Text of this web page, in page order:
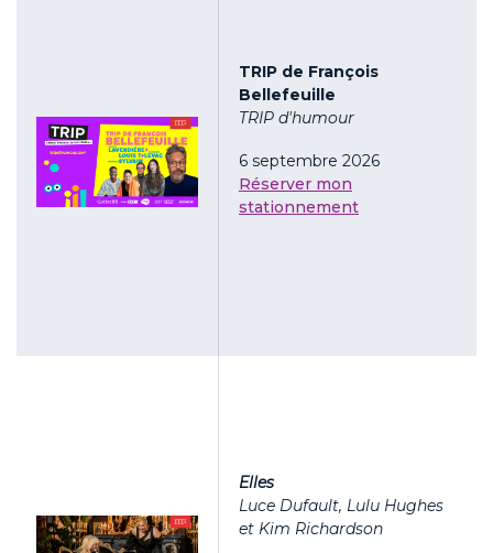
TRIP de François
Bellefeuille
TRIP d'humour
6 septembre 2026
Réserver mon
stationnement
Elles
Luce Dufault, Lulu Hughes
et Kim Richardson